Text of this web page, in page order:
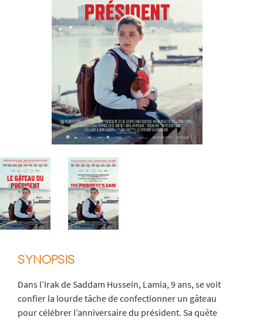
SYNOPSIS
Dans l’Irak de Saddam Hussein, Lamia, 9 ans, se voit
confier la lourde tâche de confectionner un gâteau
pour célébrer l’anniversaire du président. Sa quête